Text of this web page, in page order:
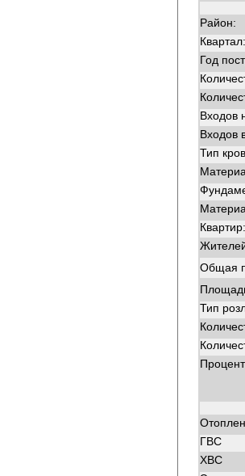
Район:
Квартал:
Год
Входов
Входов
Тип
Квартир:
Общая
Тип
ГВС
ХВС